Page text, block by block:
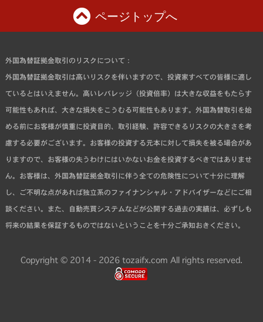
ページトップへ
外国為替証拠金取引のリスクについて：
外国為替証拠金取引は高いリスクを伴いますので、投資家すべての皆様に適し
ているとはいえません。高いレバレッジ（投資倍率）は大きな収益をもたらす
可能性もあれば、大きな損失をこうむる可能性もあります。外国為替取引を始
める前にお客様が慎重に投資目的、取引経験、許容できるリスクの大きさを考
慮する必要がございます。お客様の投資する元本に対して損失を被る場合があ
りますので、お客様の失うわけにはいかないお金を投資するべきではありませ
ん。お客様は、外国為替証拠金取引に伴う全ての危険性について十分に理解
し、ご不明な点があれば独立系のファイナンシャル・アドバイザーなどにご相
談ください。また、自動売買システムなどが公開する過去の実績は、必ずしも
将来の結果を保証するものではないということを十分ご承知おきください。
Copyright © 2014 - 2026 tozaifx.com All rights reserved.